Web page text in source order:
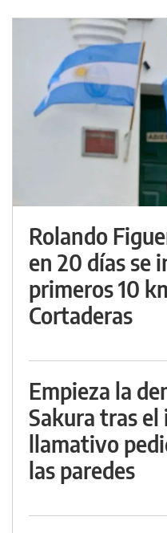
Rolando
en 20 días se
primeros 10
Cortaderas
Empieza la
Sakura tras el
llamativo
las paredes